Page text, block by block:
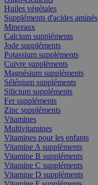
Huiles végétales
Suppléments d'acides aminés
Mineraux
Calcium suppléments
Jode suppléments
Potassium suppléments
Cuivre suppléments
Magnésium suppléments
Sélénium suppléments
Silicium suppléments
Fer suppléments
Zinc suppléments
Vitamines
Multivitamines
Vitamines pour les enfants
Vitamine A suppléments
Vitamine B suppléments
Vitamine C suppléments
Vitamine D suppléments